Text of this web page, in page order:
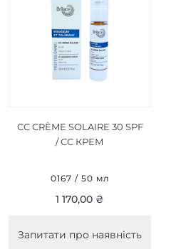
СС CRÈME SOLAIRE 30 SPF
/ СС КРЕМ
0167 / 50 мл
1 170,00 ₴
Запитати про наявність